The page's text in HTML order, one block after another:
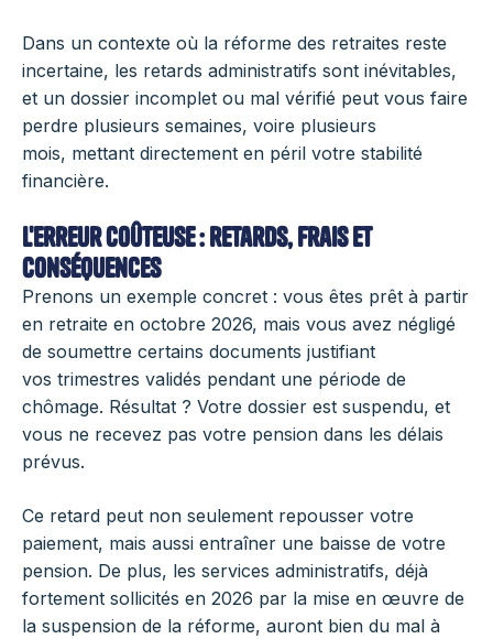
Dans un contexte où la réforme des retraites reste
incertaine, les retards administratifs sont inévitables,
et un dossier incomplet ou mal vérifié peut vous faire
perdre plusieurs semaines, voire plusieurs
mois, mettant directement en péril votre stabilité
financière.
L'erreur coûteuse : retards, frais et
conséquences
Prenons un exemple concret : vous êtes prêt à partir
en retraite en octobre 2026, mais vous avez négligé
de soumettre certains documents justifiant
vos trimestres validés pendant une période de
chômage. Résultat ? Votre dossier est suspendu, et
vous ne recevez pas votre pension dans les délais
prévus.
Ce retard peut non seulement repousser votre
paiement, mais aussi entraîner une baisse de votre
pension. De plus, les services administratifs, déjà
fortement sollicités en 2026 par la mise en œuvre de
la suspension de la réforme, auront bien du mal à